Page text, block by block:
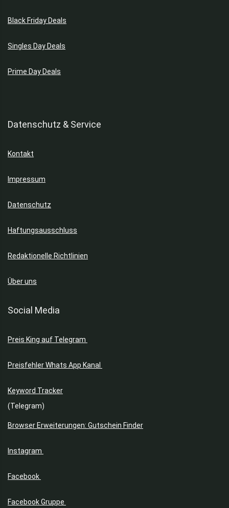
Black Friday Deals
Singles Day Deals
Prime Day Deals
Datenschutz & Service
Kontakt
Impressum
Datenschutz
Haftungsausschluss
Redaktionelle Richtlinien
Über uns
Social Media
Preis King auf Telegram
Preisfehler Whats App Kanal
Keyword Tracker
(Telegram)
Browser Erweiterungen: Gutschein Finder
Instagram
Facebook
Facebook Gruppe